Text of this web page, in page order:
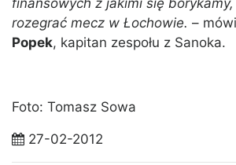
finansowych z jakimi się borykamy,
rozegrać mecz w Łochowie. –
Popek, kapitan zespołu z Sanoka.
Foto: Tomasz Sowa
27-02-2012